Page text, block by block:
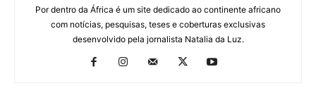
Por dentro da África é um site dedicado ao continente africano
com notícias, pesquisas, teses e coberturas exclusivas
desenvolvido pela jornalista Natalia da Luz.